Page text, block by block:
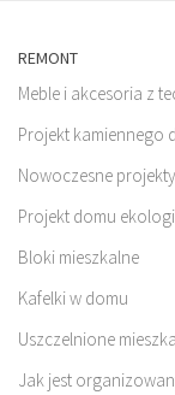
REMONT
Meble i akcesoria z
Projekt kamiennego
Nowoczesne
Projekt domu
Bloki mieszkalne
Kafelki w domu
Uszczelnione
Jak jest